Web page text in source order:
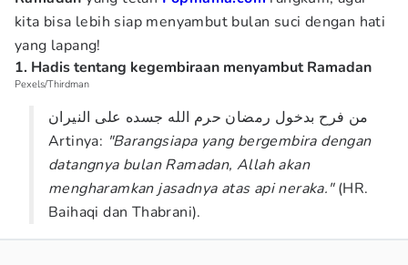
kita bisa lebih siap menyambut bulan suci dengan hati
yang lapang!
1. Hadis tentang kegembiraan menyambut Ramadan
Pexels/Thirdman
من فرح بدخول رمضان حرم الله جسده على النيران
Artinya: "Barangsiapa yang bergembira dengan
datangnya bulan Ramadan, Allah akan
mengharamkan jasadnya atas api neraka."(HR.
Baihaqi dan Thabrani).